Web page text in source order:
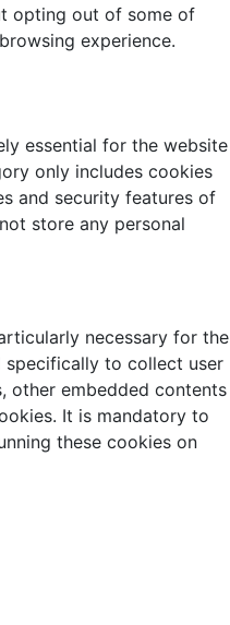
opting out of some of
experience.
essential for the website
only includes cookies
and security features of
store any personal
necessary for the
to collect user
other embedded contents
It is mandatory to
these cookies on